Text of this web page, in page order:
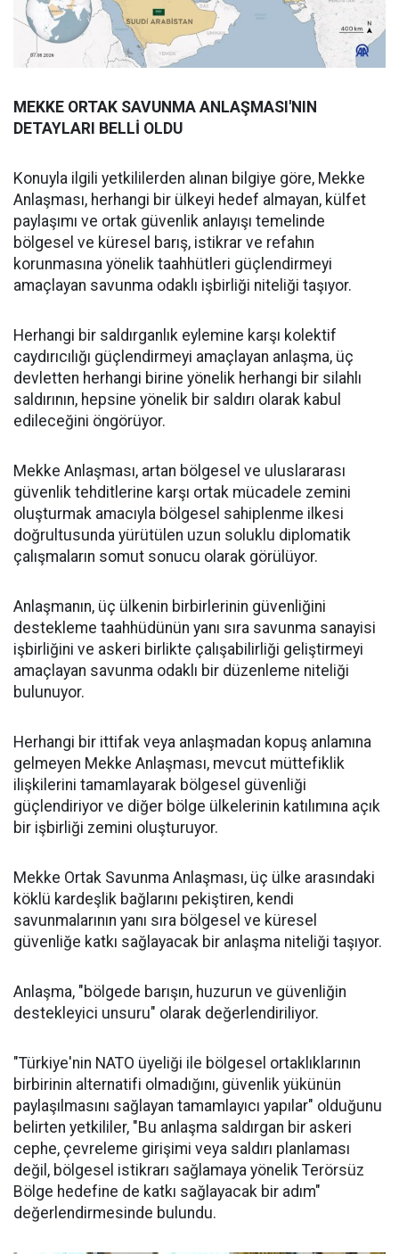
MEKKE ORTAK SAVUNMA ANLAŞMASI'NIN
DETAYLARI BELLİ OLDU
Konuyla ilgili yetkililerden alınan bilgiye göre, Mekke
Anlaşması, herhangi bir ülkeyi hedef almayan, külfet
paylaşımı ve ortak güvenlik anlayışı temelinde
bölgesel ve küresel barış, istikrar ve refahın
korunmasına yönelik taahhütleri güçlendirmeyi
amaçlayan savunma odaklı işbirliği niteliği taşıyor.
Herhangi bir saldırganlık eylemine karşı kolektif
caydırıcılığı güçlendirmeyi amaçlayan anlaşma, üç
devletten herhangi birine yönelik herhangi bir silahlı
saldırının, hepsine yönelik bir saldırı olarak kabul
edileceğini öngörüyor.
Mekke Anlaşması, artan bölgesel ve uluslararası
güvenlik tehditlerine karşı ortak mücadele zemini
oluşturmak amacıyla bölgesel sahiplenme ilkesi
doğrultusunda yürütülen uzun soluklu diplomatik
çalışmaların somut sonucu olarak görülüyor.
Anlaşmanın, üç ülkenin birbirlerinin güvenliğini
destekleme taahhüdünün yanı sıra savunma sanayisi
işbirliğini ve askeri birlikte çalışabilirliği geliştirmeyi
amaçlayan savunma odaklı bir düzenleme niteliği
bulunuyor.
Herhangi bir ittifak veya anlaşmadan kopuş anlamına
gelmeyen Mekke Anlaşması, mevcut müttefiklik
ilişkilerini tamamlayarak bölgesel güvenliği
güçlendiriyor ve diğer bölge ülkelerinin katılımına açık
bir işbirliği zemini oluşturuyor.
Mekke Ortak Savunma Anlaşması, üç ülke arasındaki
köklü kardeşlik bağlarını pekiştiren, kendi
savunmalarının yanı sıra bölgesel ve küresel
güvenliğe katkı sağlayacak bir anlaşma niteliği taşıyor.
Anlaşma, "bölgede barışın, huzurun ve güvenliğin
destekleyici unsuru" olarak değerlendiriliyor.
"Türkiye'nin NATO üyeliği ile bölgesel ortaklıklarının
birbirinin alternatifi olmadığını, güvenlik yükünün
paylaşılmasını sağlayan tamamlayıcı yapılar" olduğunu
belirten yetkililer, "Bu anlaşma saldırgan bir askeri
cephe, çevreleme girişimi veya saldırı planlaması
değil, bölgesel istikrarı sağlamaya yönelik Terörsüz
Bölge hedefine de katkı sağlayacak bir adım"
değerlendirmesinde bulundu.